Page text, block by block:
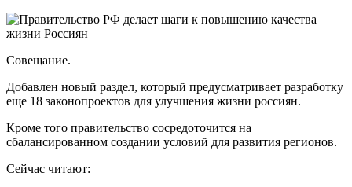
Совещание.
Добавлен новый раздел, который предусматривает разработку
еще 18 законопроектов для улучшения жизни россиян.
Кроме того правительство сосредоточится на
сбалансированном создании условий для развития регионов.
Сейчас читают: